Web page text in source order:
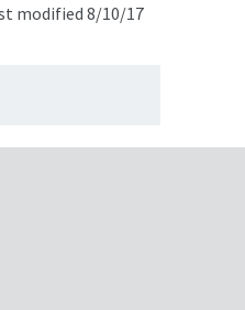
modified 8/10/17